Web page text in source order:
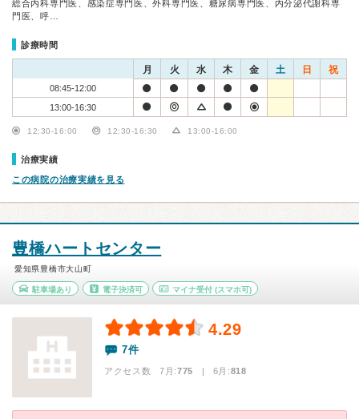
総合内科専門医、感染症専門医、外科専門医、糖尿病専門医、内分泌代謝科専
門医、呼…
診療時間
月 火 水 木 金 土 日 祝
08:45-12:00
13:00-16:30
12:30-16:00 12:30-16:30 13:00-16:00
治療実績
この病院の治療実績を見る
豊橋ハートセンター
愛知県豊橋市大山町
駐車場あり 電子決済可 マイナ受付 (スマホ可)
4.29
7件
アクセス数 7月:775 | 6月:818